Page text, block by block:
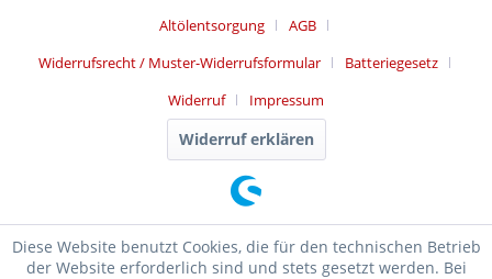
Altölentsorgung
AGB
Widerrufsrecht / Muster-Widerrufsformular
Batteriegesetz
Widerruf
Impressum
Widerruf erklären
Diese Website benutzt Cookies, die für den technischen Betrieb
der Website erforderlich sind und stets gesetzt werden. Bei